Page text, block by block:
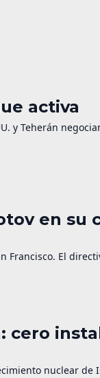
activa
y Teherán
en su
Francisco. El
cero
nuclear de